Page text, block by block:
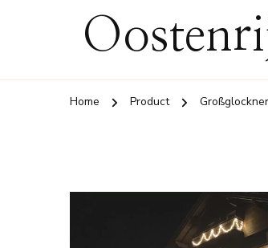
Home Product Großglockner